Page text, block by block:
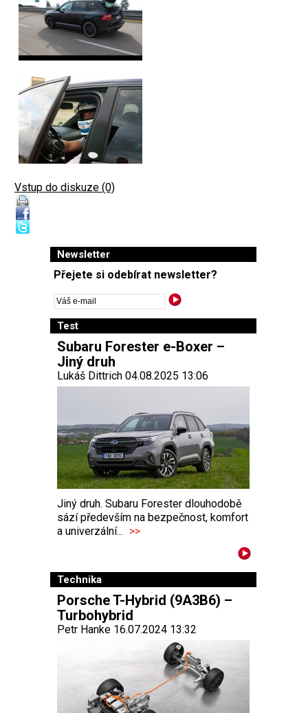
Vstup do diskuze (0)
Newsletter
Přejete si odebírat newsletter?
Test
Subaru Forester e-Boxer –
Jiný druh
Lukáš Dittrich 04.08.2025 13:06
Jiný druh. Subaru Forester dlouhodobě
sází především na bezpečnost, komfort
a univerzální... >>
Technika
Porsche T-Hybrid (9A3B6) –
Turbohybrid
Petr Hanke 16.07.2024 13:32